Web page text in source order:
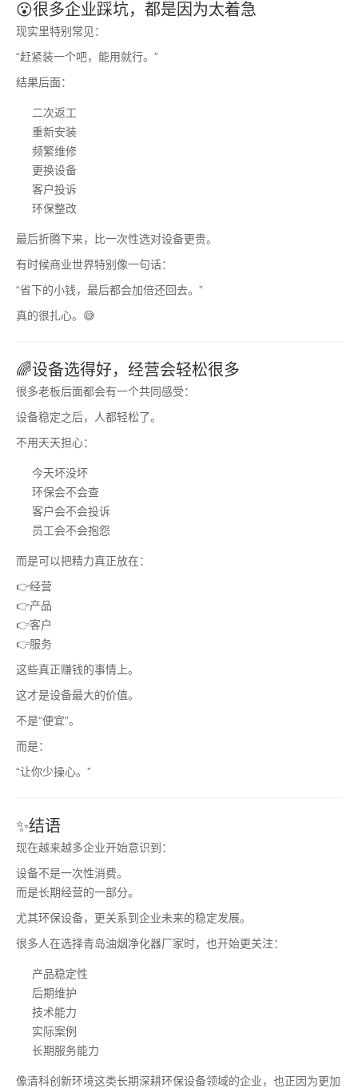
😮很多企业踩坑，都是因为太着急
现实里特别常见：
“赶紧装一个吧，能用就行。”
结果后面：
二次返工
重新安装
频繁维修
更换设备
客户投诉
环保整改
最后折腾下来，比一次性选对设备更贵。
有时候商业世界特别像一句话：
“省下的小钱，最后都会加倍还回去。”
真的很扎心。😅
🌈设备选得好，经营会轻松很多
很多老板后面都会有一个共同感受：
设备稳定之后，人都轻松了。
不用天天担心：
今天坏没坏
环保会不会查
客户会不会投诉
员工会不会抱怨
而是可以把精力真正放在：
👉经营
👉产品
👉客户
👉服务
这些真正赚钱的事情上。
这才是设备最大的价值。
不是“便宜”。
而是：
“让你少操心。”
✨结语
现在越来越多企业开始意识到：
设备不是一次性消费。
而是长期经营的一部分。
尤其环保设备，更关系到企业未来的稳定发展。
很多人在选择青岛油烟净化器厂家时，也开始更关注：
产品稳定性
后期维护
技术能力
实际案例
长期服务能力
像清科创新环境这类长期深耕环保设备领域的企业，也正因为更加